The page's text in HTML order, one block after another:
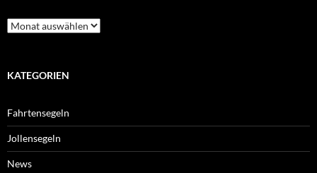
Archiv
KATEGORIEN
Fahrtensegeln
Jollensegeln
News